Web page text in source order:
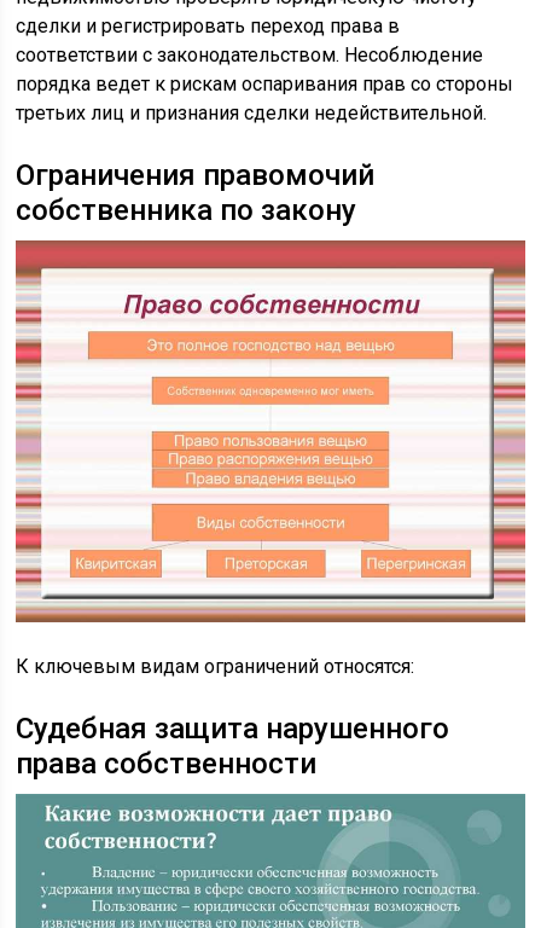
сделки и регистрировать переход права в
соответствии с законодательством. Несоблюдение
порядка ведет к рискам оспаривания прав со стороны
третьих лиц и признания сделки недействительной.
Ограничения правомочий
собственника по закону
К ключевым видам ограничений относятся:
Судебная защита нарушенного
права собственности